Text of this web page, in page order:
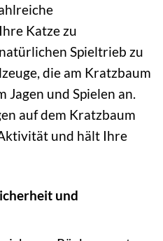
Katze zu
Spieltrieb zu
die am Kratzbaum
Jagen und Spielen an.
auf dem Kratzbaum
und hält Ihre
und